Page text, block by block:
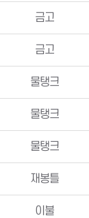
금고
금고
물탱크
물탱크
물탱크
재봉틀
이불